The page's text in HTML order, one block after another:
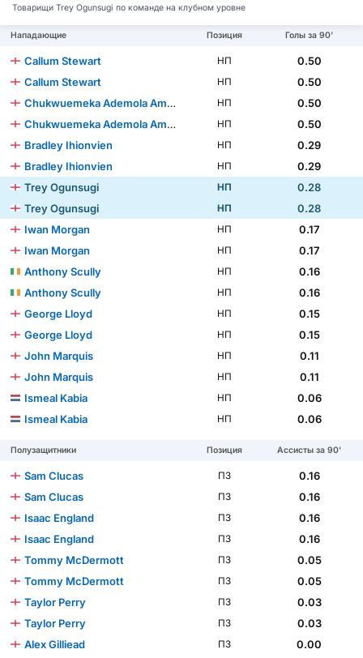
Товарищи Trey Ogunsugi по команде на клубном уровне
Нападающие Позиция Голы за 90'
Callum Stewart НП
0.50
Callum Stewart
НП
0.50
Chukwuemeka Ademola Amachi Aneke
НП
0.50
Chukwuemeka Ademola Amachi Aneke
НП
0.50
Bradley Ihionvien
НП
0.29
Bradley Ihionvien
НП
0.29
Trey Ogunsugi
НП
0.28
Trey Ogunsugi
НП
0.28
Iwan Morgan
НП
0.17
Iwan Morgan
НП
0.17
Anthony Scully
НП
0.16
Anthony Scully
НП
0.16
George Lloyd
НП
0.15
George Lloyd
НП
0.15
John Marquis
НП
0.11
John Marquis
НП
0.11
Ismeal Kabia
НП
0.06
Ismeal Kabia
НП 0.06
Полузащитники Позиция Ассисты за 90'
Sam Clucas ПЗ
0.16
Sam Clucas
ПЗ
0.16
Isaac England
ПЗ
0.16
Isaac England
ПЗ
0.16
Tommy McDermott
ПЗ
0.05
Tommy McDermott
ПЗ
0.05
Taylor Perry
ПЗ
0.03
Taylor Perry
ПЗ
0.03
Alex Gilliead
ПЗ
0.00